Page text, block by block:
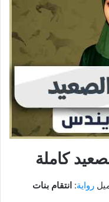
كاملة
رواية: انتقام بنات